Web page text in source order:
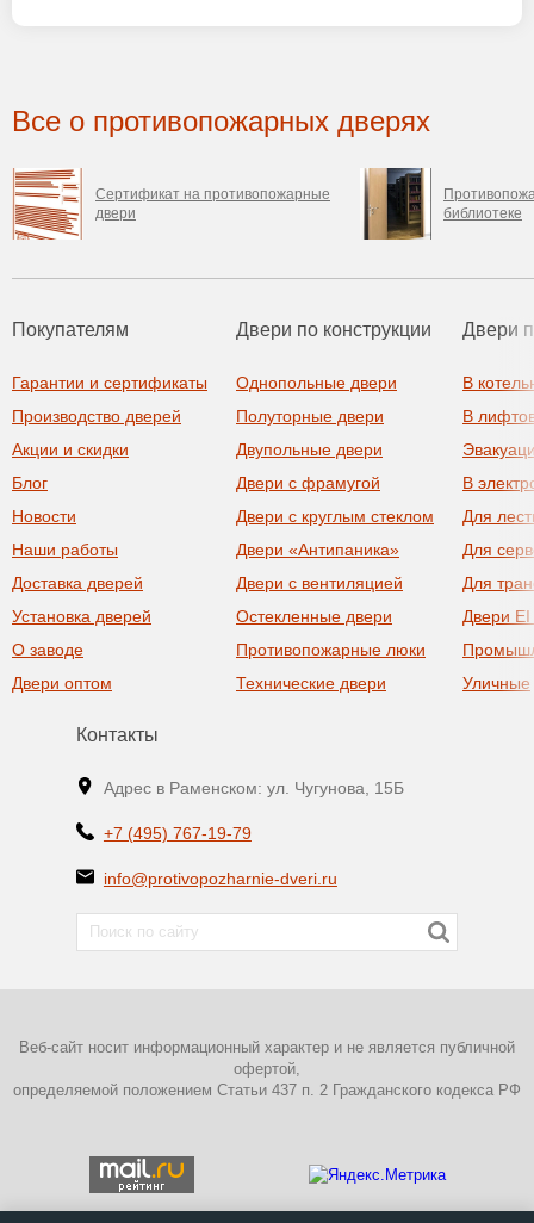
Все о противопожарных дверях
Сертификат на противопожарные
двери
библиотеке
Покупателям
Гарантии и сертификаты
Производство дверей
Акции и скидки
Блог
Новости
Наши работы
Доставка дверей
Установка дверей
О заводе
Двери оптом
Двери по конструкции
Однопольные двери
Полуторные двери
Двупольные двери
Двери с фрамугой
Двери с круглым стеклом
Двери «Антипаника»
Двери с вентиляцией
Остекленные двери
Противопожарные люки
Технические двери
Двери
В
В
В
Для
Для
Для
Двери
Уличные
Контакты
Адрес в Раменском: ул. Чугунова, 15Б
+7 (495) 767-19-79
info@protivopozharnie-dveri.ru
Веб-сайт носит информационный характер и не является публичной
офертой,
определяемой положением Статьи 437 п. 2 Гражданского кодекса РФ